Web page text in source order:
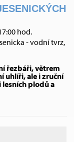
hod.
- vodní tvrz,
řezbáři, větrem
uhlíři, ale i zruční
lesních plodů a